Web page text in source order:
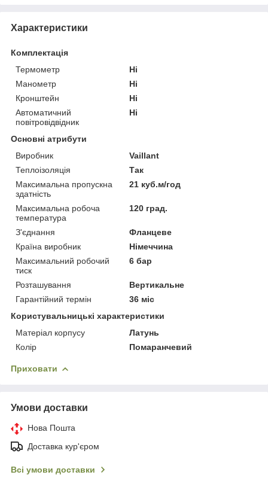
Характеристики
Комплектація
Термометр
Ні
Манометр
Ні
Кронштейн
Ні
Автоматичний
повітровідвідник
Ні
Основні атрибути
Виробник
Vaillant
Теплоізоляція
Так
Максимальна пропускна
здатність
21 куб.м/год
Максимальна робоча
температура
120 град.
З'єднання
Фланцеве
Країна виробник
Німеччина
Максимальний робочий
тиск
6 бар
Розташування
Вертикальне
Гарантійний термін
36 міс
Користувальницькі характеристики
Матеріал корпусу
Латунь
Колір
Помаранчевий
Приховати
Умови доставки
Нова Пошта
Доставка кур'єром
Всі умови доставки